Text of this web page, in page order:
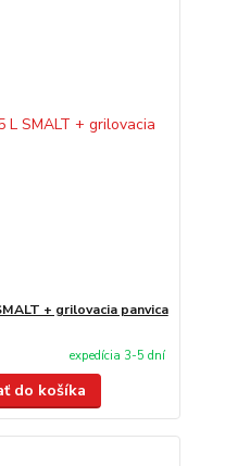
+ grilovacia panvica
expedícia 3-5 dní
do košíka